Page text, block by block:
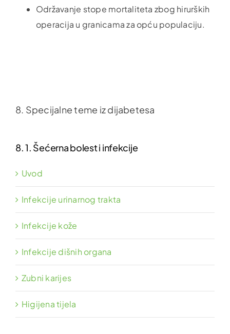
Održavanje stope mortaliteta zbog hirurških
operacija u granicama za opću populaciju.
8. Specijalne teme iz dijabetesa
8. 1. Šećerna bolest i infekcije
Uvod
Infekcije urinarnog trakta
Infekcije kože
Infekcije dišnih organa
Zubni karijes
Higijena tijela